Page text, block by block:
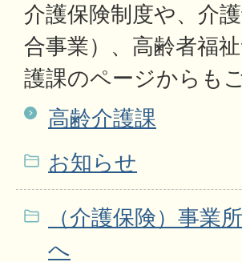
介護保険制度や、介
合事業）、高齢者福
護課のページからも
高齢介護課
お知らせ
（介護保険）事業
へ